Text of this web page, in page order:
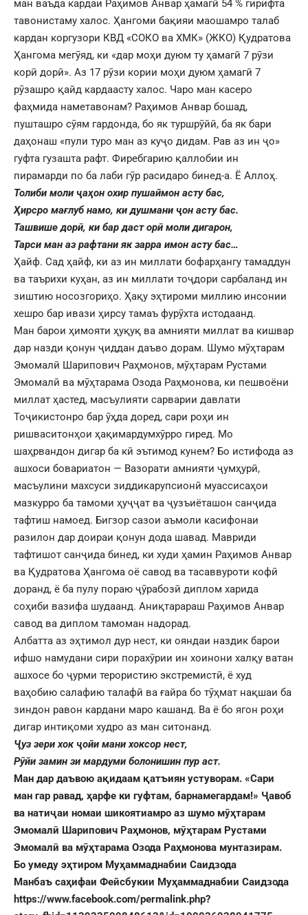
ман ваъда кардаи Раҳимов Анвар ҳамагӣ 54 % гирифта
тавонистаму халос. Ҳангоми бақияи маошамро талаб
кардан коргузори КВД «СОКО ва ХМК» (ЖКО) Қудратова
Ҳангома мегӯяд, ки «дар моҳи дуюм ту ҳамагӣ 7 рӯзи
корӣ дорӣ». Аз 17 рӯзи кории моҳи дуюм ҳамагӣ 7
рӯзашро қайд кардаасту халос. Чаро ман касеро
фаҳмида наметавонам? Раҳимов Анвар бошад,
пушташро сӯям гардонда, бо як туршрӯйӣ, ба як бари
даҳонаш «пули туро ман аз куҷо дидам. Рав аз ин ҷо»
гуфта гузашта рафт. Фиребгарию қаллобии ин
пирамарди по ба лаби гӯр расидаро бинед-а. Ë Аллоҳ.
Толиби моли ҷаҳон охир пушаймон асту бас,
Ҳирсро мағлуб намо, ки душмани ҷон асту бас.
Ташвише дорӣ, ки бар даст орӣ моли дигарон,
Тарси ман аз рафтани як зарра имон асту бас…
Ҳайф. Сад ҳайф, ки аз ин миллати бофарҳангу тамаддун
ва таърихи куҳан, аз ин миллати тоҷдори сарбаланд ин
зиштию носозгориҳо. Ҳақу эҳтироми миллию инсонии
хешро бар ивази ҳирсу тамаъ фурӯхта истодаанд.
Ман барои ҳимояти ҳуқуқ ва амнияти миллат ва кишвар
дар назди қонун ҷиддан даъво дорам. Шумо мӯҳтарам
Эмомалӣ Шарипович Раҳмонов, мӯҳтарам Рустами
Эмомалӣ ва мӯҳтарама Озода Раҳмонова, ки пешвоëни
миллат ҳастед, масъулияти сарварии давлати
Тоҷикистонро бар ӯҳда доред, сари роҳи ин
ришваситонҳои ҳақимардумхӯрро гиред. Мо
шаҳрвандон дигар ба кӣ эътимод кунем? Бо истифода аз
ашхоси бовариатон — Вазорати амнияти ҷумҳурӣ,
масъулини махсуси зиддикарупсионӣ муассисаҳои
мазкурро ба тамоми ҳуҷҷат ва ҷузъиëташон санҷида
тафтиш намоед. Бигзор сазои аъмоли касифонаи
разилон дар доираи қонун дода шавад. Мавриди
тафтишот санҷида бинед, ки худи ҳамин Раҳимов Анвар
ва Қудратова Ҳангома оë савод ва тасаввуроти кофӣ
доранд, ë ба пулу пораю ҷӯрабозӣ диплом харида
соҳиби вазифа шудаанд. Аниқтарараш Раҳимов Анвар
савод ва диплом тамоман надорад.
Албатта аз эҳтимол дур нест, ки ояндаи наздик барои
ифшо намудани сири порахӯрии ин хоинони халқу ватан
ашхосе бо ҷурми терористию экстремистӣ, ë худ
ваҳобию салафию талафӣ ва ғайра бо тӯҳмат нақшаи ба
зиндон равон кардани маро кашанд. Ва ë бо ягон роҳи
дигар интиқоми худро аз ман ситонанд.
Ҷуз зери хок ҷойи мани хоксор нест,
Рӯйи замин зи мардуми болонишин пур аст.
Ман дар даъвою ақидаам қатъиян устуворам. «Сари
ман гар равад, ҳарфе ки гуфтам, барнамегардам!» Ҷавоб
ва натиҷаи номаи шикоятиамро аз шумо мӯҳтарам
Эмомалӣ Шарипович Раҳмонов, мӯҳтарам Рустами
Эмомалӣ ва мӯҳтарама Озода Раҳмонова мунтазирам.
Бо умеду эҳтиром Муҳаммаднабии Саидзода
Манбаъ саҳифаи Фейсбукии Муҳаммаднабии Саидзода
https://www.facebook.com/permalink.php?